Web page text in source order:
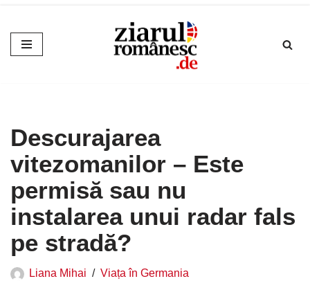
Sari
la
Descurajarea
vitezomanilor – Este
permisă sau nu
instalarea unui radar fals
pe stradă?
Liana Mihai Viața în Germania